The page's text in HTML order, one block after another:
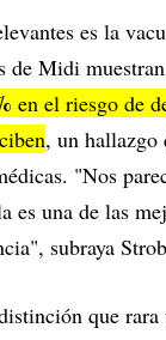
es la
de Midi
en el riesgo de
, un hallazgo
"Nos
es una de las
subraya
que